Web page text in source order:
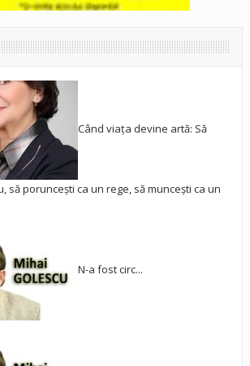
Când viața devine artă: Să
să poruncești ca un rege, să muncești ca un
N-a fost circ...